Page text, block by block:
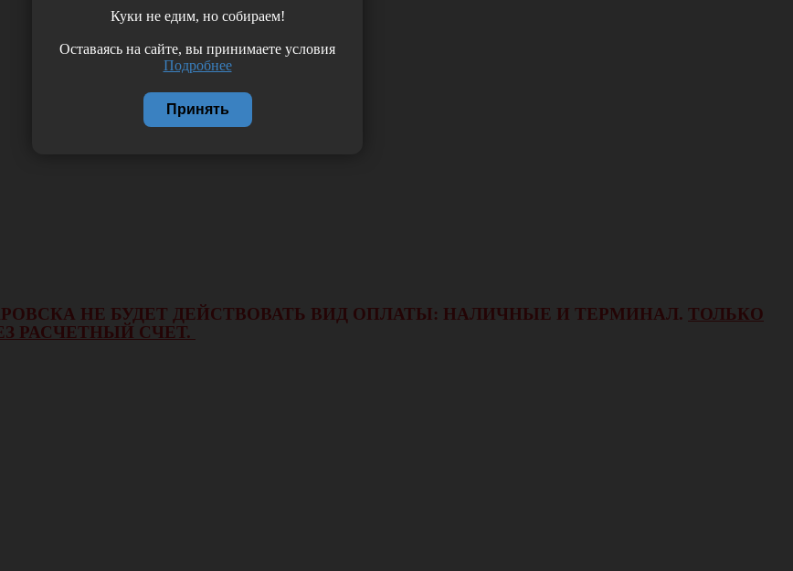
НЕ БУДЕТ ДЕЙСТВОВАТЬ ВИД ОПЛАТЫ: НАЛИЧНЫЕ И ТЕРМИНАЛ. ТОЛЬКО
РАСЧЕТНЫЙ СЧЕТ.
Куки не едим, но собираем!
Оставаясь на сайте, вы принимаете условия
Подробнее
Принять